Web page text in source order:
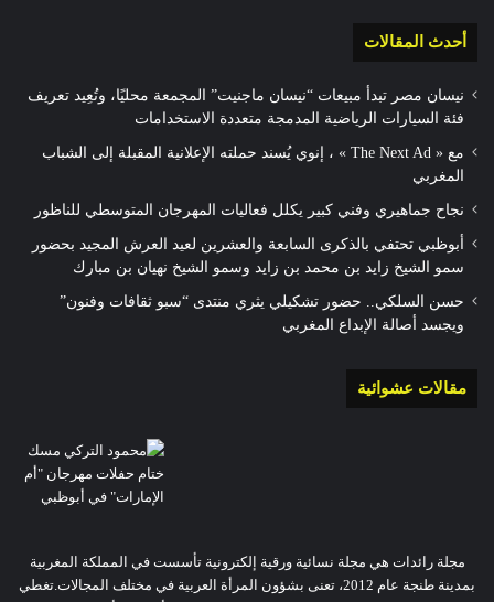
أحدث المقالات
نيسان مصر تبدأ مبيعات “نيسان ماجنيت” المجمعة محليًا، وتُعِيد تعريف
فئة السيارات الرياضية المدمجة متعددة الاستخدامات
مع « The Next Ad » ، إنوي يُسند حملته الإعلانية المقبلة إلى الشباب
المغربي
نجاح جماهيري وفني كبير يكلل فعاليات المهرجان المتوسطي للناظور
أبوظبي تحتفي بالذكرى السابعة والعشرين لعيد العرش المجيد بحضور
سمو الشيخ زايد بن محمد بن زايد وسمو الشيخ نهيان بن مبارك
حسن السلكي.. حضور تشكيلي يثري منتدى “سبو ثقافات وفنون”
ويجسد أصالة الإبداع المغربي
مقالات عشوائية
مجلة رائدات هي مجلة نسائية ورقية إلكترونية تأسست في المملكة المغربية
بمدينة طنجة عام 2012، تعنى بشؤون المرأة العربية في مختلف المجالات.تغطي